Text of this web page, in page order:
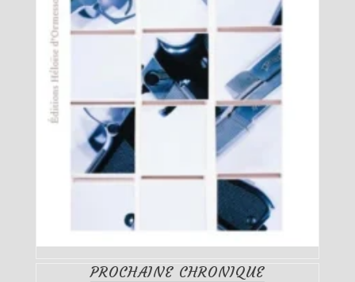
PROCHAINE CHRONIQUE